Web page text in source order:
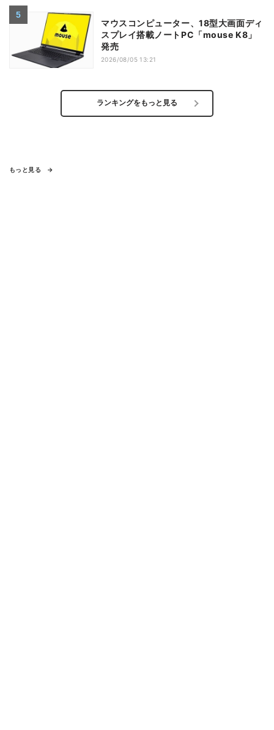
マウスコンピューター、18型大画面ディ
スプレイ搭載ノートPC「mouse K8」
発売
2026/08/05 13:21
ランキングをもっと見る
もっと見る